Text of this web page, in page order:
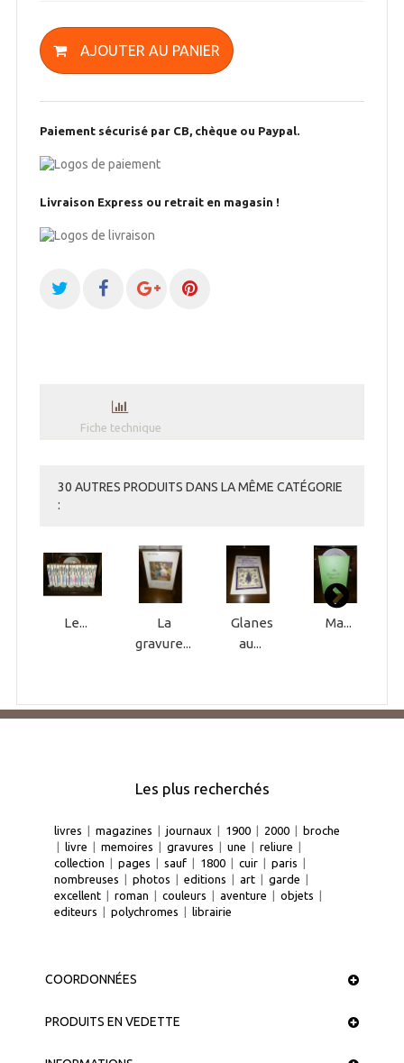
AJOUTER AU PANIER
Paiement sécurisé par CB, chèque ou Paypal.
Livraison Express ou retrait en magasin !
Fiche technique
30 AUTRES PRODUITS DANS LA MÊME CATÉGORIE
:
Le...
La
gravure...
Glanes
au...
Ma...
Les plus recherchés
livres | magazines | journaux | 1900 | 2000 | broche
| livre | memoires | gravures | une | reliure |
collection | pages | sauf | 1800 | cuir | paris |
nombreuses | photos | editions | art | garde |
excellent | roman | couleurs | aventure | objets |
editeurs | polychromes | librairie
COORDONNÉES
PRODUITS EN VEDETTE